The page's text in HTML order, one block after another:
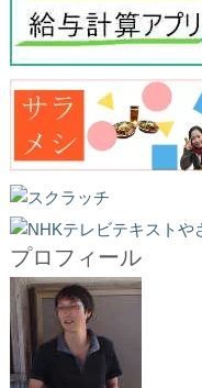
プロフィール